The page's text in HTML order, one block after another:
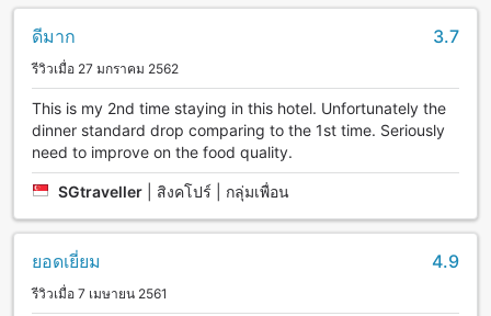
ดีมาก 3.7
รีวิวเมื่อ 27 มกราคม 2562
This is my 2nd time staying in this hotel. Unfortunately the
dinner standard drop comparing to the 1st time. Seriously
need to improve on the food quality.
SGtraveller สิงคโปร์ | กลุ่มเพื่อน
ยอดเยี่ยม 4.9
รีวิวเมื่อ 7 เมษายน 2561